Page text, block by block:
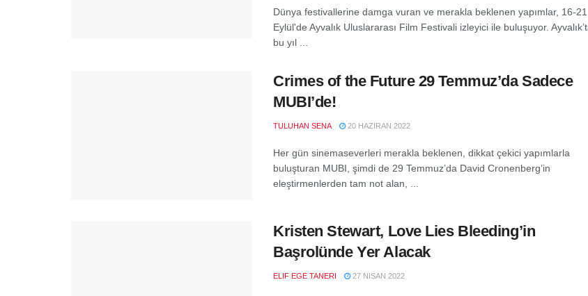
Dünya festivallerine damga vuran ve merakla beklenen yapımlar, 16-21
Eylül'de Ayvalık Uluslararası Film Festivali izleyici ile buluşuyor.
bu yıl ...
Crimes of the Future 29 Temmuz’da Sadece
MUBI’de!
TULUHAN SENA 20 HAZIRAN 2022
Her gün sinemaseverleri merakla beklenen, dikkat çekici yapımlarla
buluşturan MUBI, şimdi de 29 Temmuz’da David Cronenberg’in
eleştirmenlerden tam not alan, ...
Kristen Stewart, Love Lies Bleeding’in
Başrolünde Yer Alacak
ELIF EGE TANERI 27 NISAN 2022